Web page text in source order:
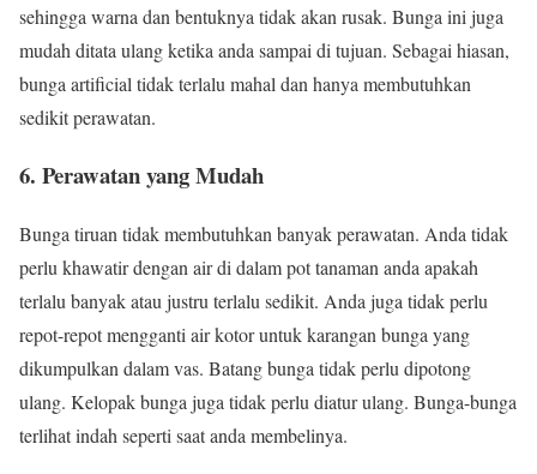
sehingga warna dan bentuknya tidak akan rusak. Bunga ini juga
mudah ditata ulang ketika anda sampai di tujuan. Sebagai hiasan,
bunga artificial tidak terlalu mahal dan hanya membutuhkan
sedikit perawatan.
6. Perawatan yang Mudah
Bunga tiruan tidak membutuhkan banyak perawatan. Anda tidak
perlu khawatir dengan air di dalam pot tanaman anda apakah
terlalu banyak atau justru terlalu sedikit. Anda juga tidak perlu
repot-repot mengganti air kotor untuk karangan bunga yang
dikumpulkan dalam vas. Batang bunga tidak perlu dipotong
ulang. Kelopak bunga juga tidak perlu diatur ulang. Bunga-bunga
terlihat indah seperti saat anda membelinya.